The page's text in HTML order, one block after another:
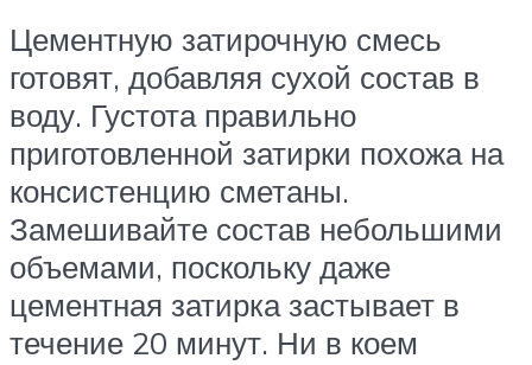
Цементную затирочную смесь
готовят, добавляя сухой состав в
воду. Густота правильно
приготовленной затирки похожа на
консистенцию сметаны.
Замешивайте состав небольшими
объемами, поскольку даже
цементная затирка застывает в
течение 20 минут. Ни в коем